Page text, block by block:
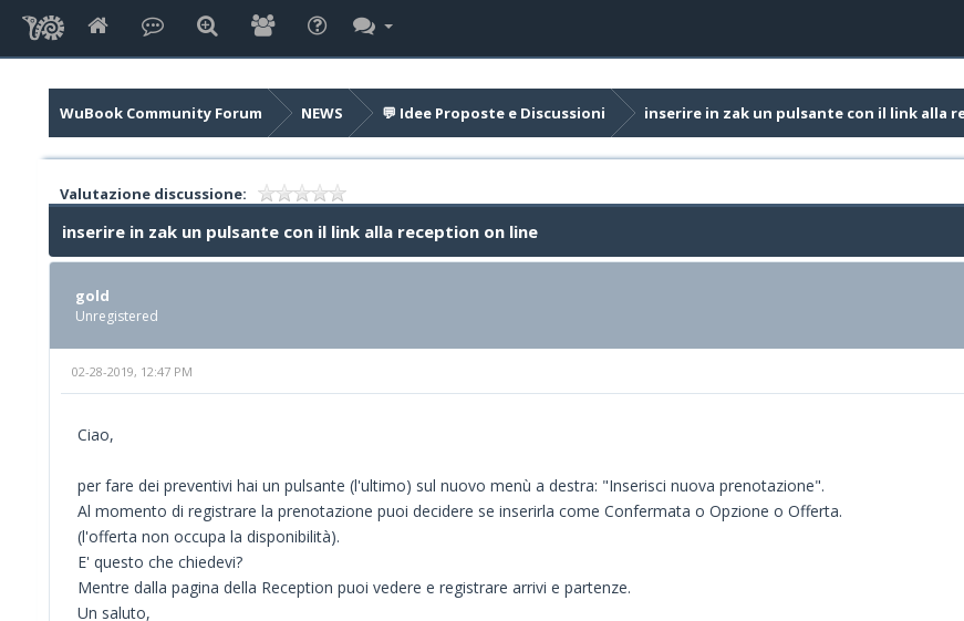
WuBook Community Forum NEWS 💬 Idee Proposte e Discussioni inserire in zak un pulsante con il link alla
Valutazione discussione:
inserire in zak un pulsante con il link alla reception on line
gold
Unregistered
02-28-2019, 12:47 PM
Ciao,
per fare dei preventivi hai un pulsante (l'ultimo) sul nuovo menù a destra: "Inserisci nuova prenotazione".
Al momento di registrare la prenotazione puoi decidere se inserirla come Confermata o Opzione o Offerta.
(l'offerta non occupa la disponibilità).
E' questo che chiedevi?
Mentre dalla pagina della Reception puoi vedere e registrare arrivi e partenze.
Un saluto,